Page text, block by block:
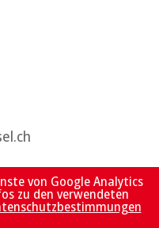
von Google Analytics
zu den verwendeten